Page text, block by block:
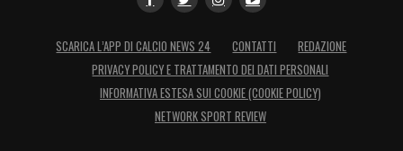
SCARICA L’APP DI CALCIO NEWS 24 CONTATTI
REDAZIONE
PRIVACY POLICY E TRATTAMENTO DEI DATI PERSONALI
INFORMATIVA ESTESA SUI COOKIE (COOKIE POLICY)
NETWORK SPORT REVIEW